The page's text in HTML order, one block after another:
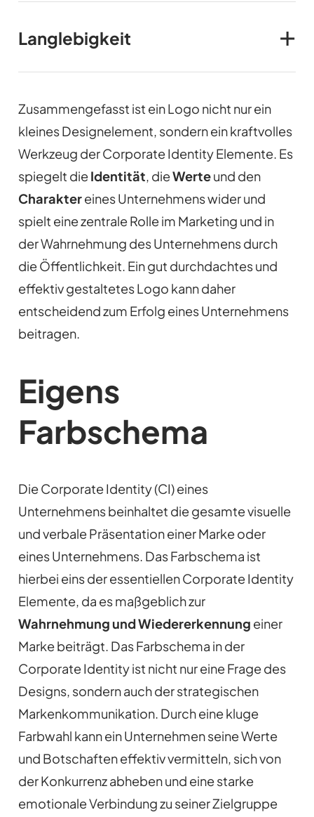
Langlebigkeit
Zusammengefasst ist ein Logo nicht nur ein
kleines Designelement, sondern ein kraftvolles
Werkzeug der Corporate Identity Elemente. Es
spiegelt dieIdentität, dieWerteund den
Charaktereines Unternehmens wider und
spielt eine zentrale Rolle im Marketing und in
der Wahrnehmung des Unternehmens durch
die Öffentlichkeit. Ein gut durchdachtes und
effektiv gestaltetes Logo kann daher
entscheidend zum Erfolg eines Unternehmens
beitragen.
Eigens
Farbschema
Die Corporate Identity (CI) eines
Unternehmens beinhaltet die gesamte visuelle
und verbale Präsentation einer Marke oder
eines Unternehmens. Das Farbschema ist
hierbei eins der essentiellen Corporate Identity
Elemente, da es maßgeblich zur
Wahrnehmung und Wiedererkennung einer
Marke beiträgt. Das Farbschema in der
Corporate Identity ist nicht nur eine Frage des
Designs, sondern auch der strategischen
Markenkommunikation. Durch eine kluge
Farbwahl kann ein Unternehmen seine Werte
und Botschaften effektiv vermitteln, sich von
der Konkurrenz abheben und eine starke
emotionale Verbindung zu seiner Zielgruppe